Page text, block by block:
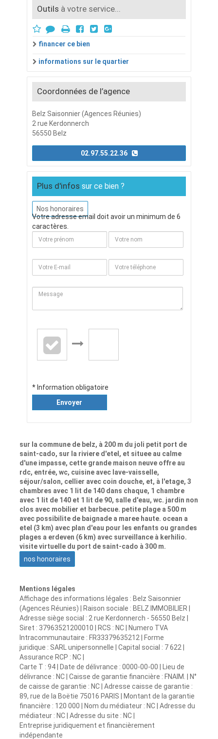
Outils à votre service...
financer ce bien
informations sur le quartier
Coordonnées de l’agence
Belz Saisonnier (Agences Réunies)
2 rue Kerdonnerch
56550 Belz
Plus d'infos sur ce bien ?
Nos honoraires
Votre adresse email doit avoir un minimum de 6
caractères.
* Information obligatoire
Envoyer
sur la commune de belz, à 200 m du joli petit port de
saint-cado, sur la riviere d'etel, et situee au calme
d'une impasse, cette grande maison neuve offre au
rdc, entrée, wc, cuisine avec lave-vaisselle,
séjour/salon, cellier avec coin douche, et, à l'etage, 3
chambres avec 1 lit de 140 dans chaque, 1 chambre
avec 1 lit de 140 et 1 lit de 90, salle d'eau, wc. jardin non
clos avec mobilier et barbecue. petite plage a 500 m
avec possibilite de baignade a maree haute. ocean a
etel (3 km) avec plan d'eau pour les enfants ou grandes
plages a erdeven (6 km) avec surveillance à kerhilio.
visite virtuelle du port de saint-cado à 300 m.
nos honoraires
Mentions légales
Affichage des informations légales : Belz Saisonnier
(Agences Réunies) | Raison sociale : BELZ IMMOBILIER |
Adresse siège social : 2 rue Kerdonnerch - 56550 Belz |
Siret : 37963521200010 | RCS : NC | Numero TVA
Intracommunautaire : FR33379635212 | Forme
juridique : SARL unipersonnelle | Capital social : 7 622 |
Assurance RCP : NC |
Carte T : 94 | Date de délivrance : 0000-00-00 | Lieu de
délivrance : NC | Caisse de garantie financière : FNAIM. | N°
de caisse de garantie : NC | Adresse caisse de garantie :
89, rue de la Boëtie 75016 PARIS | Montant de la garantie
financière : 120 000 | Nom du médiateur : NC | Adresse du
médiateur : NC | Adresse du site : NC |
Entreprise juridiquement et financièrement
indépendante